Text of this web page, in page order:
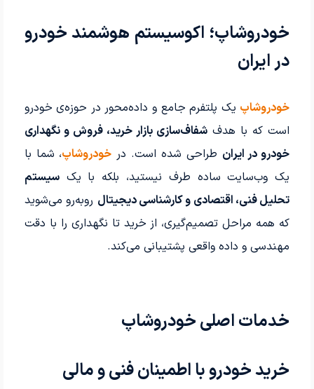
خودروشاپ؛ اکوسیستم هوشمند خودرو
در ایران
خودروشاپ یک پلتفرم جامع و داده‌محور در حوزه‌ی خودرو
است که با هدف شفاف‌سازی بازار خرید، فروش و نگهداری
خودرو در ایران طراحی شده است. در خودروشاپ، شما با
یک وب‌سایت ساده طرف نیستید، بلکه با یکسیستم
تحلیل فنی، اقتصادی و کارشناسی دیجیتال روبه‌رو می‌شوید
که همه مراحل تصمیم‌گیری، از خرید تا نگهداری را با دقت
مهندسی و داده واقعی پشتیبانی می‌کند.
خدمات اصلی خودروشاپ
خرید خودرو با اطمینان فنی و مالی